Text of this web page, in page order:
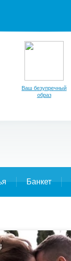
Ваш безупречный
образ
Банкет